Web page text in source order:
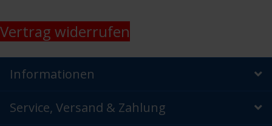
Vertrag widerrufen
Informationen
Service, Versand & Zahlung